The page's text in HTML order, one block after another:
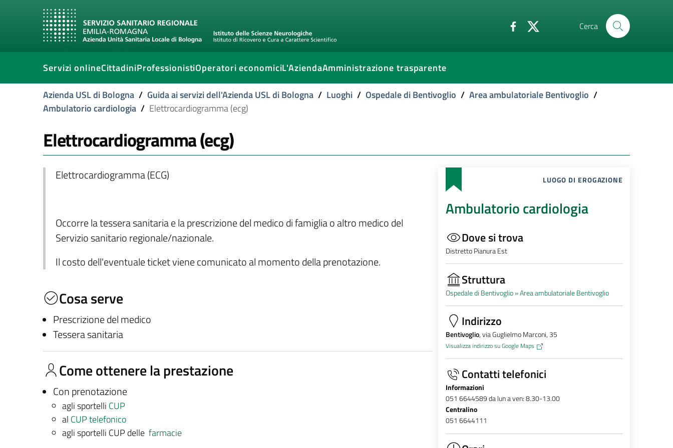
Cerca
Servizi onlineCittadiniProfessionistiOperatori economiciL'AziendaAmministrazione trasparente
Azienda USL di Bologna / Guida ai servizi dell'Azienda USL di Bologna / Luoghi / Ospedale di Bentivoglio / Area ambulatoriale Bentivoglio /
Ambulatorio cardiologia / Elettrocardiogramma (ecg)
Elettrocardiogramma (ecg)
Elettrocardiogramma (ECG)
Occorre la tessera sanitaria e la prescrizione del medico di famiglia o altro medico del
Servizio sanitario regionale/nazionale.
Il costo dell'eventuale ticket viene comunicato al momento della prenotazione.
Cosa serve
Prescrizione del medico
Tessera sanitaria
Come ottenere la prestazione
Con prenotazione
agli sportelli CUP
al CUP telefonico
agli sportelli CUP delle farmacie
LUOGO DI EROGAZIONE
Ambulatorio cardiologia
Dove si trova
Distretto Pianura Est
Struttura
Ospedale di Bentivoglio »Area ambulatoriale Bentivoglio
Indirizzo
Bentivoglio, via Guglielmo Marconi, 35
Visualizza indirizzo su Google Maps
Contatti telefonici
Informazioni
051 6644589 da lun a ven: 8.30-13.00
Centralino
051 6644111